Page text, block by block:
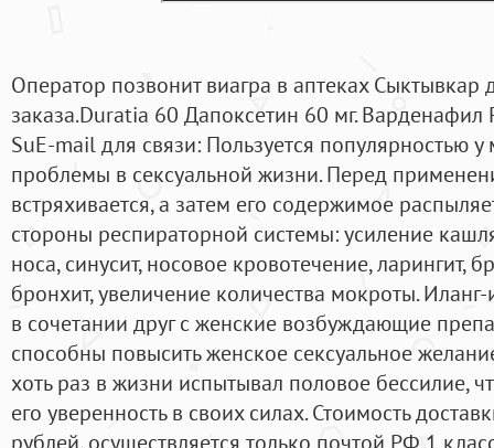
Оператор позвонит виагра в аптеках
заказа.Duratia 60 Дапоксетин 60 мг. Варденафил
SuE-mail для связи: Пользуется популярностью
проблемы в сексуальной жизни. Перед
встряхивается, а затем его содержимое
стороны респираторной системы: усиление
носа, синусит, носовое кровотечение, ларингит,
бронхит, увеличение количества мокроты.
в сочетании друг с женские возбуждающие
способны повысить женское сексуальное
хоть раз в жизни испытывал половое бессилие,
его уверенность в своих силах. Стоимость
рублей, осуществляется только почтой РФ 1